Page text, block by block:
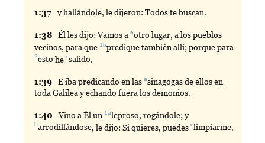
1:37 yhallándole, le dijeron: Todos te buscan.
1:38 Él les dijo: Vamos aaotro lugar, a los pueblos
vecinos, para que1bprediquetambién allí; porque para
2esto hecsalido.
1:39 Eiba predicando en lasasinagogasde ellos en
toda Galilea y echando fuera los demonios.
1:40 Vino a Él un1aleproso, rogándole; y
barrodillándose , le dijo: Si quieres, puedesclimpiarme